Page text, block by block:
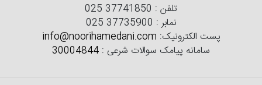
تلفن :025 37741850
نمابر :025 37735900
پست الکترونیک:info@noorihamedani.com
سامانه پیامک سوالات شرعی : 30004844